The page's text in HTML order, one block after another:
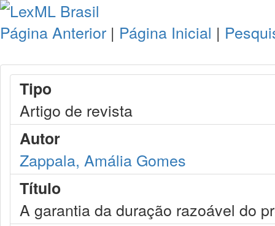
Página Anterior | Página Inicial |
Tipo
Artigo de revista
Autor
Zappala, Amália Gomes
Título
A garantia da duração razoável do